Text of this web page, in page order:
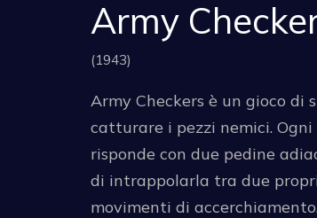
Army
(1943)
Army Checkers è un gioco
catturare i pezzi nemici. Ogni
risponde con due pedine
di intrappolarla tra due
movimenti di